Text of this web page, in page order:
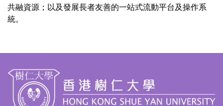
共融資源；以及發展長者友善的一站式流動平台及操作系
統。